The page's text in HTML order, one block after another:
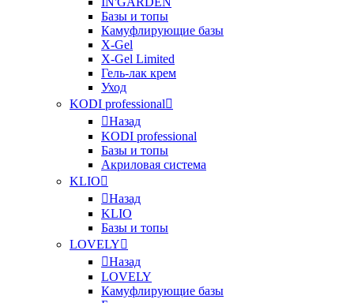
Базы и топы
Камуфлирующие базы
X-Gel
X-Gel Limited
Гель-лак крем
Уход
KODI professional
Назад
KODI professional
Базы и топы
Акриловая система
KLIO
Назад
KLIO
Базы и топы
LOVELY
Назад
LOVELY
Камуфлирующие базы